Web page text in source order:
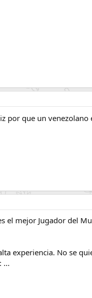
por que un
el mejor Jugador del
experiencia. No se
...